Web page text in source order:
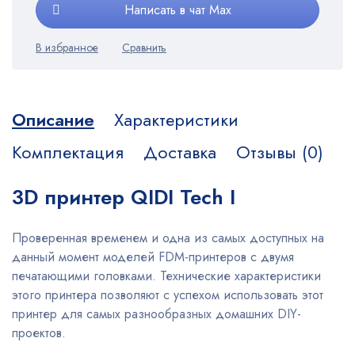
Написать в чат Max
Описание
Характеристики
Комплектация
Доставка Отзывы (0)
3D принтер QIDI Tech I
Проверенная временем и одна из самых доступных на
данный момент моделей FDM-принтеров с двумя
печатающими головками. Технические характеристики
этого принтера позволяют с успехом использовать этот
принтер для самых разнообразных домашних DIY-
проектов.